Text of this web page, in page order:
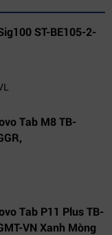
ST-BE105-2-
Tab M8 TB-
Tab P11 Plus TB-
VN Xanh Mòng